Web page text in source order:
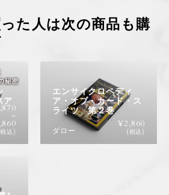
た人は次の商品も購
ア
–
込)
エンサイクロペディ
ア・オブ・カード・ス
ライツ 第２巻
ダロー
¥2,860
(税込)